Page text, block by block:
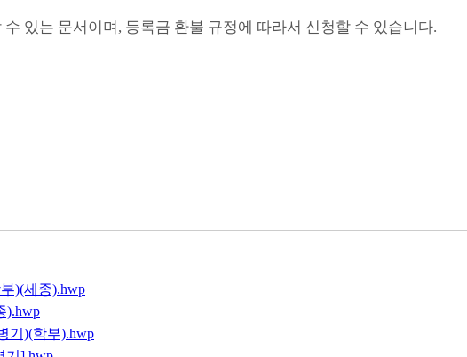
있는 문서이며, 등록금 환불 규정에 따라서 신청할 수 있습니다.
)(세종).hwp
).hwp
기)(학부).hwp